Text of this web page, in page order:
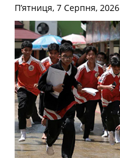
П’ятниця, 7 Серпня, 2026